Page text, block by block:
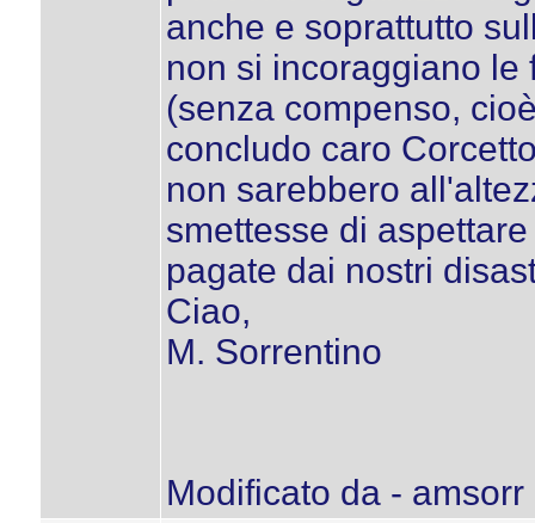
anche e soprattutto
non si incoraggiano
(senza compenso,
concludo caro
non sarebbero
smettesse di
pagate dai nostri
Ciao,
M. Sorrentino
Modificato da -